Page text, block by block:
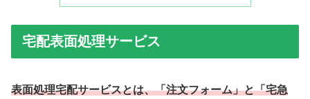
宅配表面処理サービス
表面処理宅配サービスとは、「注文フォーム」と「宅急